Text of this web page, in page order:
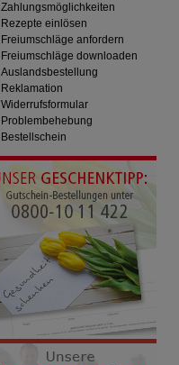
Zahlungsmöglichkeiten
Rezepte einlösen
Freiumschläge anfordern
Freiumschläge downloaden
Auslandsbestellung
Reklamation
Widerrufsformular
Problembehebung
Bestellschein